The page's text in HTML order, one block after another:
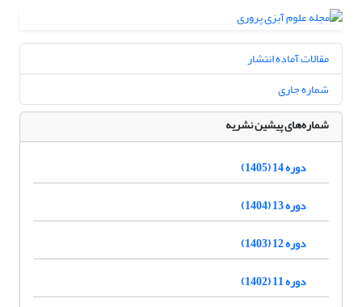
مقالات آماده انتشار
شماره جاری
شماره‌های پیشین نشریه
دوره 14 (1405)
دوره 13 (1404)
دوره 12 (1403)
دوره 11 (1402)